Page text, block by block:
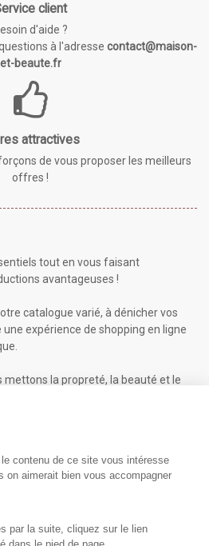
client
d'aide ?
à l'adresse contact@maison-
et-beaute.fr
attractives
de vous proposer les meilleurs
offres !
tout en vous faisant
avantageuses !
catalogue varié, à dénicher vos
expérience de shopping en ligne
mettons la propreté, la beauté et le
(CGV)
à notre Newsletter